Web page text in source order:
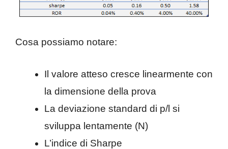
Cosa possiamo notare:
Il valore atteso cresce linearmente con
la dimensione della prova
La deviazione standard di p/l si
sviluppa lentamente (N)
L’indice di Sharpe